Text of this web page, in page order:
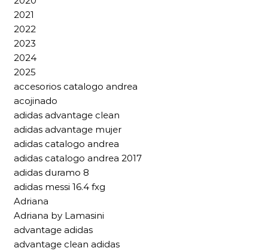
2021
2022
2023
2024
2025
accesorios catalogo andrea
acojinado
adidas advantage clean
adidas advantage mujer
adidas catalogo andrea
adidas catalogo andrea 2017
adidas duramo 8
adidas messi 16.4 fxg
Adriana
Adriana by Lamasini
advantage adidas
advantage clean adidas